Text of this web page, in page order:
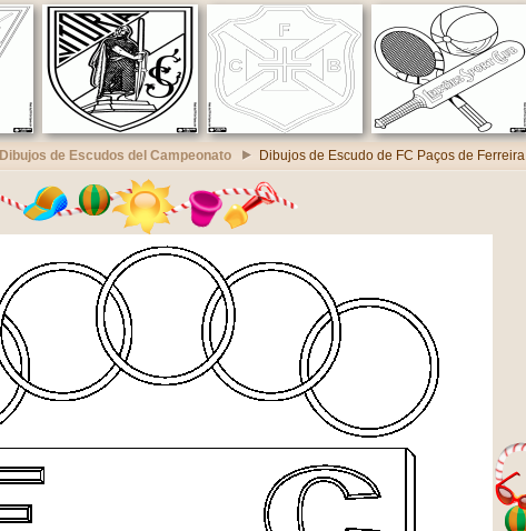
Dibujos de Escudos del Campeonato Dibujos de Escudo de FC Paços de Ferreira